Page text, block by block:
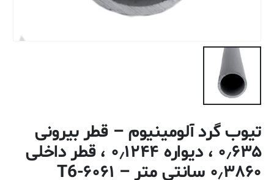
تیوب گرد آلومینیوم – قطر بیرونی
۰٫۶۳۵ ، دیواره ۰٫۱۲۴۴ ، قطر داخلی
۰٫۳۸۶۰ سانتی متر – ۶۰۶۱-T6